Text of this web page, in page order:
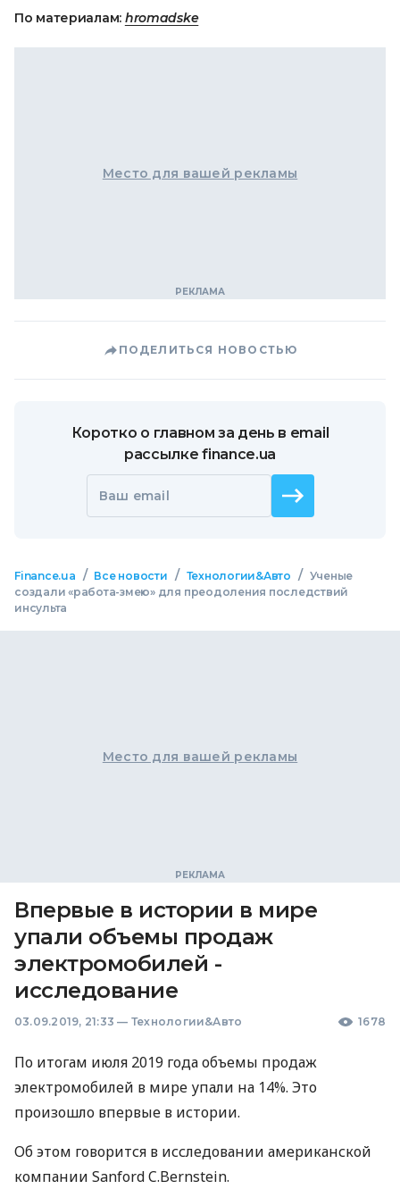
По материалам: hromadske
Место для вашей рекламы
ПОДЕЛИТЬСЯ НОВОСТЬЮ
Коротко о главном за день в email
рассылке finance.ua
Ваш email
Finance.ua / Все новости / Технологии&Авто / Ученые
создали «работа-змею» для преодоления последствий
инсульта
Место для вашей рекламы
Впервые в истории в мире
упали объемы продаж
электромобилей -
исследование
03.09.2019, 21:33 — Технологии&Авто 1678
По итогам июля 2019 года объемы продаж
электромобилей в мире упали на 14%. Это
произошло впервые в истории.
Об этом говорится в исследовании американской
компании Sanford C.Bernstein.